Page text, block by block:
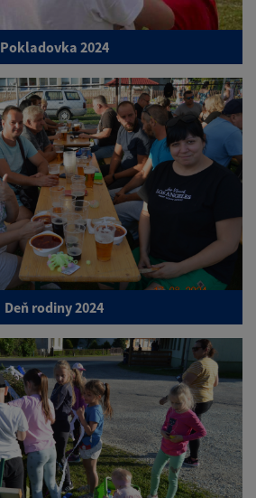
Pokladovka 2024
Deň rodiny 2024